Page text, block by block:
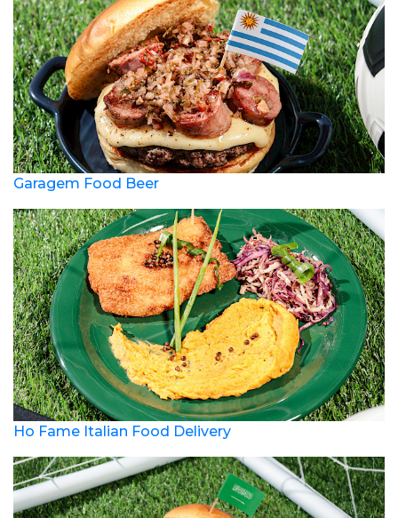
Garagem Food Beer
Ho Fame Italian Food Delivery